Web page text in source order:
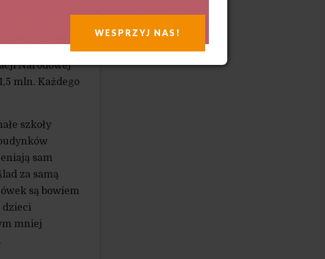
18.
do 15
Narodowej
mln. Każdego
szkoły
sam
za samą
są bowiem
dzieci
mniej
WESPRZYJ NAS!